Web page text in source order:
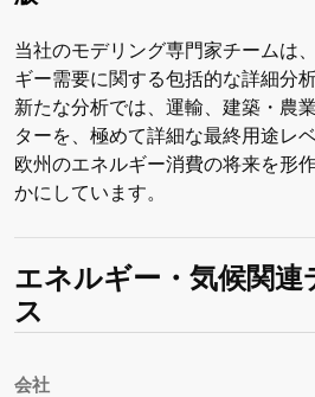
当社のモデリング専門家チームは
ギー需要に関する包括的な詳細分
新たな分析では、運輸、建築・農
ターを、極めて詳細な最終用途レ
欧州のエネルギー消費の将来を形
かにしています。
エネルギー・気候関連
ス
会社